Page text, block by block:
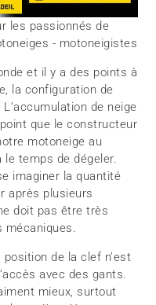
et il y a des points à
la configuration de
L’accumulation de neige
que le constructeur
motoneige au
le temps de dégeler.
imaginer la quantité
après plusieurs
doit pas être très
mécaniques.
de la clef n’est
avec des gants.
mieux, surtout